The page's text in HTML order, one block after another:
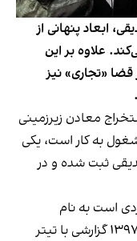
ابعاد پنهانی از
علاوه بر این
«تجاری» نیز
معادن زیرزمینی
به کار است، یکی
ثبت شده و در
است به نام
«حسام‌الدین مهدوی ابهری» که ۱۴ آبان ۱۳۹۷ گزارشی با تیتر